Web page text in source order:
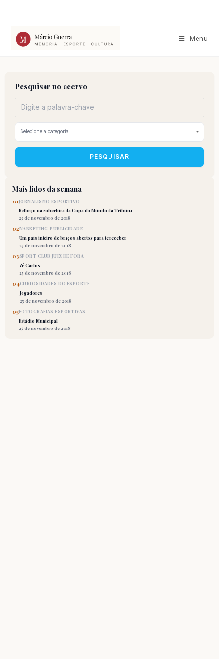
conteúdo
Menu
Pesquisar no acervo
PESQUISAR
Mais lidos da semana
01JORNALISMO ESPORTIVO
Reforço na cobertura da Copa do Mundo da Tribuna
25 de novembro de 2018
02MARKETING-PUBLICIDADE
Um país inteiro de braços abertos para te receber
25 de novembro de 2018
03SPORT CLUB JUIZ DE FORA
Zé Carlos
25 de novembro de 2018
04CURIOSIDADES DO ESPORTE
Jogadores
25 de novembro de 2018
05FOTOGRAFIAS ESPORTIVAS
Estádio Municipal
25 de novembro de 2018